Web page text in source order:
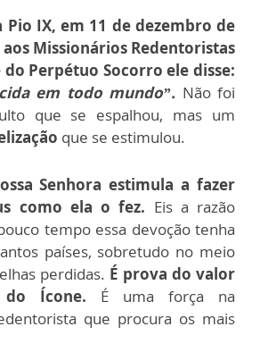
Pio IX, em 11 de dezembro de
Missionários Redentoristas
Perpétuo Socorro ele disse:
em todo mundo”. Não foi
que se espalhou, mas um
que se estimulou.
Senhora estimula a fazer
como ela o fez. Eis a razão
tempo essa devoção tenha
países, sobretudo no meio
perdidas. É prova do valor
do Ícone. É uma força na
que procura os mais